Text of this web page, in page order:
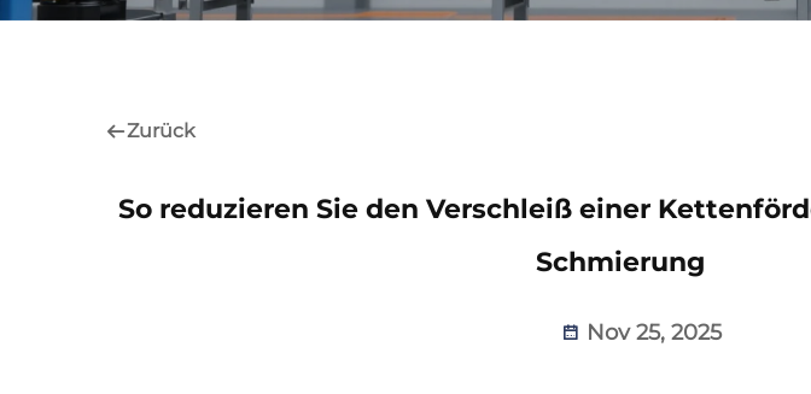
Zurück
So reduzieren Sie den Verschleiß einer
Schmierung
Nov 25, 2025